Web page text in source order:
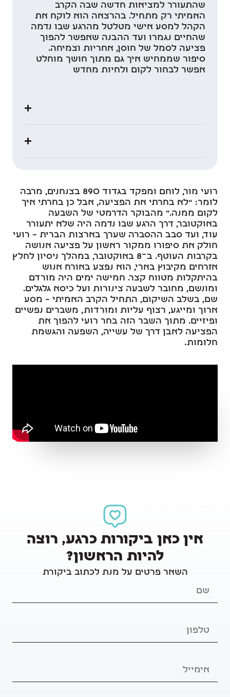
שהתעורר למציאות חדשה שבה הקרב
האמיתי רק מתחיל. בהרצאה הוא לוקח את
הקהל למסע אישי מטלטל מהרגע שבו נדמה
שהחיים נגמרו ועד ההבנה שאפשר להפוך
פציעה לסמל של חוסן, אחריות וצמיחה.
סיפור שממחיש איך גם מתוך חושך מוחלט
אפשר לבחור לקום ולחיות מחדש
רועי מור, לוחם ומפקד בגדוד 890 בצנחנים, מרבה
לומר: “לא בחרתי את הפציעה, אבל כן בחרתי איך
לקום ממנה.” מהבוקר הדרמטי של השבעה
באוקטובר, דרך הרגע שבו נדמה היה שלא יתעורר
עוד, ועד סבב ההסברה שערך בארצות הברית – רועי
חולק את סיפורו ממקור ראשון על פציעה אנושה
בקרבות העוטף. ב־8 באוקטובר, במהלך ניסיון לחלץ
אזרחים מקיבוץ בארי, הוא נפצע באורח אנוש
בהיתקלות מטווח קצר. חמישה ימים היה מורדם
ומונשם, מחובר לשבעה צינורות ועל כיסא גלגלים.
שם, בשלב השיקום, התחיל הקרב האמיתי – מסע
ארוך ומייגע, רצוף עליות ומורדות, משברים נפשיים
ופיזיים. מתוך השבר הזה בחר רועי להפוך את
הפציעה לאבן דרך של עשייה, השפעה והגשמת
חלומות.
כתיבת ביקורת
אין כאן ביקורות כרגע, רוצה
להיות הראשון?
השאר פרטים על מנת לכתוב ביקורת